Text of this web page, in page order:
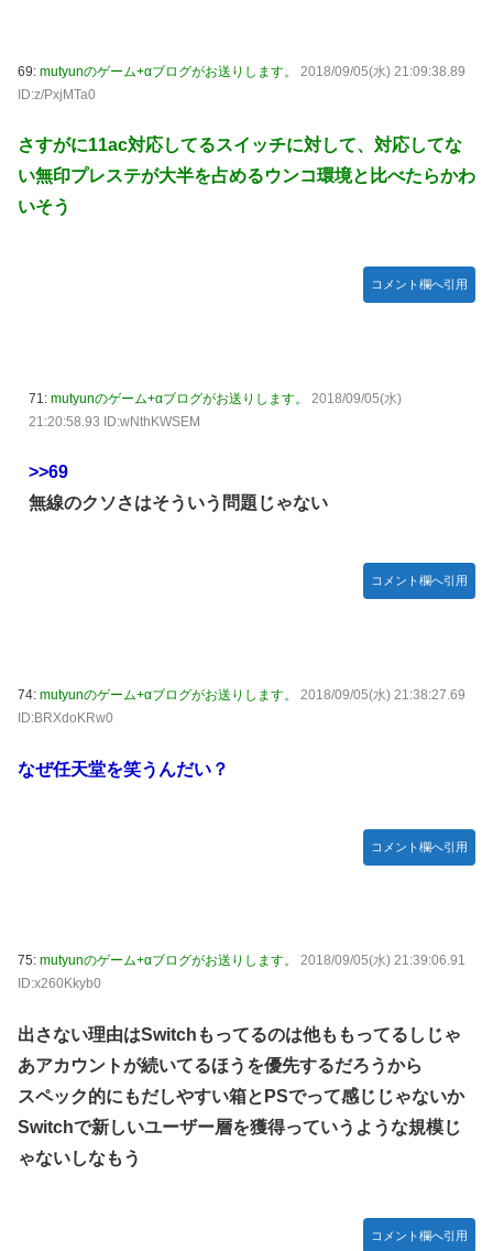
69: mutyunのゲーム+αブログがお送りします。
2018/09/05(水) 21:09:38.89
ID:z/PxjMTa0
さすがに11ac対応してるスイッチに対して、対応してな
い無印プレステが大半を占めるウンコ環境と比べたらかわ
いそう
コメント欄へ引用
71: mutyunのゲーム+αブログがお送りします。
2018/09/05(水)
21:20:58.93 ID:wNthKWSEM
>>69
無線のクソさはそういう問題じゃない
コメント欄へ引用
74: mutyunのゲーム+αブログがお送りします。
2018/09/05(水) 21:38:27.69
ID:BRXdoKRw0
なぜ任天堂を笑うんだい？
コメント欄へ引用
75: mutyunのゲーム+αブログがお送りします。
2018/09/05(水) 21:39:06.91
ID:x260Kkyb0
出さない理由はSwitchもってるのは他ももってるしじゃ
あアカウントが続いてるほうを優先するだろうから
スペック的にもだしやすい箱とPSでって感じじゃないか
Switchで新しいユーザー層を獲得っていうような規模じ
ゃないしなもう
コメント欄へ引用